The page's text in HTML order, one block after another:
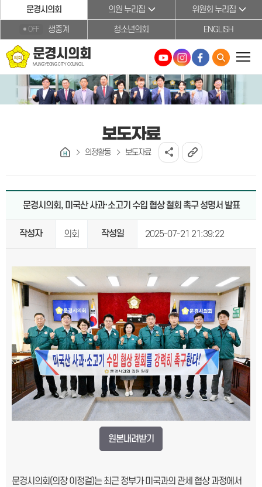
본문바로가기문경시의회 의원 누리집 위원회 누리집
OFF 생중계 청소년의회 ENGLISH
문경시의회
MUNGYEONG CITY COUNCIL
보도자료
의정활동 보도자료
문경시의회, 미국산 사과·소고기 수입 협상 철회 촉구 성명서 발표
작성자 의회 작성일 2025-07-21 21:39:22
원본내려받기
문경시의회(의장 이정걸)는 최근 정부가 미국과의 관세 협상 과정에서